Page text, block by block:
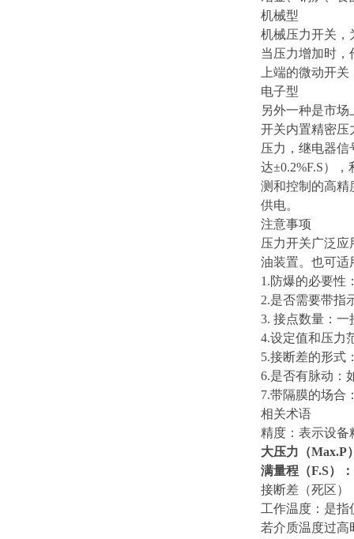
机械型
机械压力开关，
当压力增加时
上端的微动开
电子型
另外一种是市
开关内置精密压
压力，继电器信
达±0.2%F.S）
测和控制的高精
供电。
注意事项
压力开关广泛应
油装置。也可适
1.防爆的必要性
2.是否需要带指
3. 接点数量：
4.设定值和压力
5.接断差的形式
6.是否有脉动：
7.带隔膜的场合
相关术语
精度：表示设备
大压力（Max.P
满量程（F.S）：
接断差（死区）
工作温度：是指
若介质温度过高